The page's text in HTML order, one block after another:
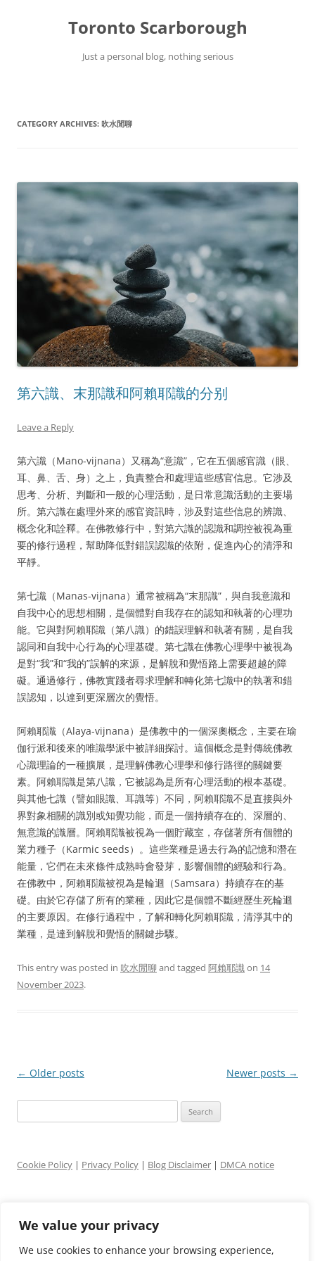
We value your privacy
We use cookies to enhance your browsing experience,
Toronto Scarborough
Just a personal blog, nothing serious
CATEGORY ARCHIVES: 吹水閒聊
第六識、末那識和阿賴耶識的分别
Leave a Reply
第六識（Mano-vijnana）又稱為“意識”，它在五個感官識（眼、
耳、鼻、舌、身）之上，負責整合和處理這些感官信息。它涉及
思考、分析、判斷和一般的心理活動，是日常意識活動的主要場
所。第六識在處理外來的感官資訊時，涉及對這些信息的辨識、
概念化和詮釋。在佛教修行中，對第六識的認識和調控被視為重
要的修行過程，幫助降低對錯誤認識的依附，促進內心的清淨和
平靜。
第七識（Manas-vijnana）通常被稱為“末那識”，與自我意識和
自我中心的思想相關，是個體對自我存在的認知和執著的心理功
能。它與對阿賴耶識（第八識）的錯誤理解和執著有關，是自我
認同和自我中心行為的心理基礎。第七識在佛教心理學中被視為
是對“我”和“我的”誤解的來源，是解脫和覺悟路上需要超越的障
礙。通過修行，佛教實踐者尋求理解和轉化第七識中的執著和錯
誤認知，以達到更深層次的覺悟。
阿賴耶識（Alaya-vijnana）是佛教中的一個深奧概念，主要在瑜
伽行派和後來的唯識學派中被詳細探討。這個概念是對傳統佛教
心識理論的一種擴展，是理解佛教心理學和修行路徑的關鍵要
素。阿賴耶識是第八識，它被認為是所有心理活動的根本基礎。
與其他七識（譬如眼識、耳識等）不同，阿賴耶識不是直接與外
界對象相關的識別或知覺功能，而是一個持續存在的、深層的、
無意識的識層。阿賴耶識被視為一個貯藏室，存儲著所有個體的
業力種子（Karmic seeds）。這些業種是過去行為的記憶和潛在
能量，它們在未來條件成熟時會發芽，影響個體的經驗和行為。
在佛教中，阿賴耶識被視為是輪迴（Samsara）持續存在的基
礎。由於它存儲了所有的業種，因此它是個體不斷經歷生死輪迴
的主要原因。在修行過程中，了解和轉化阿賴耶識，清淨其中的
業種，是達到解脫和覺悟的關鍵步驟。
This entry was posted in 吹水閒聊 and tagged 阿賴耶識on 14
November 2023.
Post
← Older posts Newer posts →
for:
Cookie Policy | Privacy Policy | Blog Disclaimer | DMCA notice
Archives